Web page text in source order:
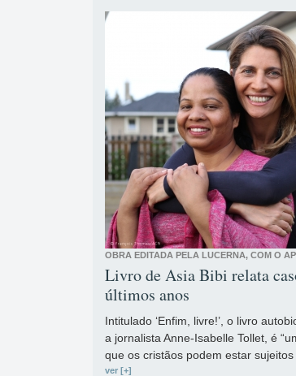
OBRA EDITADA PELA LUCERNA, COM O
Livro de Asia Bibi relata
últimos anos
Intitulado ‘Enfim, livre!’, o livro
a jornalista Anne-Isabelle Tollet, é
que os cristãos podem estar sujeitos
ver [+]